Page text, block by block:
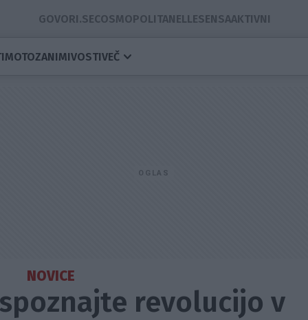
GOVORI.SECOSMOPOLITANELLESENSAAKTIVNI
MOTOZANIMIVOSTIVEČ
NOVICE
revolucijo v